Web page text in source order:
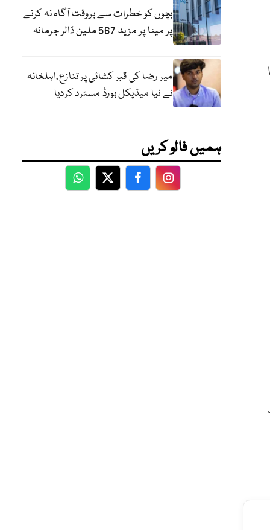
بچوں کو خطرات سے بروقت آگاہ نہ کرنے
پر میٹا پر مزید 567 ملین ڈالر جرمانہ
میر رضا کی قبر کشائی پر تنازع،اہلخانہ
نے نیا میڈیکل بورڈ مسترد کردیا
ہمیں فالو کریں
WhatsApp
TwitterFacebookFacebook